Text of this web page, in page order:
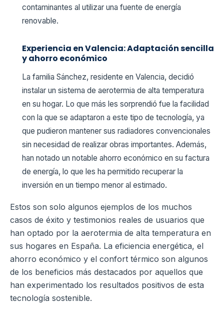
contaminantes al utilizar una fuente de energía
renovable.
Experiencia en Valencia: Adaptación sencilla
y ahorro económico
La familia Sánchez, residente en Valencia, decidió
instalar un sistema de aerotermia de alta temperatura
en su hogar. Lo que más les sorprendió fue la facilidad
con la que se adaptaron a este tipo de tecnología, ya
que pudieron mantener sus radiadores convencionales
sin necesidad de realizar obras importantes. Además,
han notado un notable ahorro económico en su factura
de energía, lo que les ha permitido recuperar la
inversión en un tiempo menor al estimado.
Estos son solo algunos ejemplos de los muchos
casos de éxito y testimonios reales de usuarios que
han optado por la aerotermia de alta temperatura en
sus hogares en España. La eficiencia energética, el
ahorro económico y el confort térmico son algunos
de los beneficios más destacados por aquellos que
han experimentado los resultados positivos de esta
tecnología sostenible.